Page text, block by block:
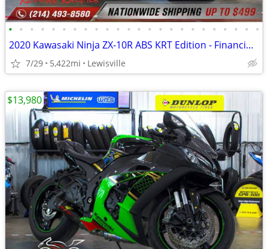
• • • • • • • • • • • • • • • • • • • • • • • •
2020 Kawasaki Ninja ZX-10R ABS KRT Edition - Financing Available!
7/29 5,422mi Lewisville
$13,980